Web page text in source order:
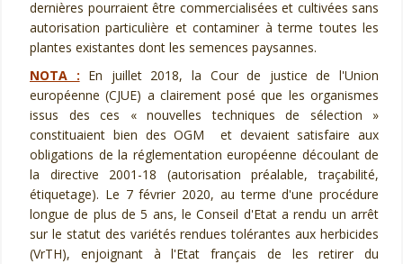
dernières pourraient être commercialisées et cultivées sans
autorisation particulière et contaminer à terme toutes les
plantes existantes dont les semences paysannes.
NOTA : En juillet 2018, la Cour de justice de l'Union
européenne (CJUE) a clairement posé que les organismes
issus des ces « nouvelles techniques de sélection »
constituaient bien des OGM et devaient satisfaire aux
obligations de la réglementation européenne découlant de
la directive 2001-18 (autorisation préalable, traçabilité,
étiquetage). Le 7 février 2020, au terme d'une procédure
longue de plus de 5 ans, le Conseil d'Etat a rendu un arrêt
sur le statut des variétés rendues tolérantes aux herbicides
(VrTH), enjoignant à l'Etat français de les retirer du